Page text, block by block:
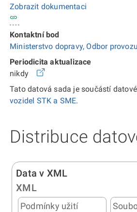
Zobrazit dokumentaci
Kontaktní bod
Ministerstvo dopravy, Odbor
Periodicita aktualizace
nikdy
Tato datová sada je součástí
vozidel STK a SME.
Distribuce
Data v XML
XML
Podmínky užití